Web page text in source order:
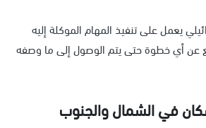
يعمل على تنفيذ المهام الموكلة إليه
عن أي خطوة حتى يتم الوصول إلى ما وصفه
في الشمال والجنوب